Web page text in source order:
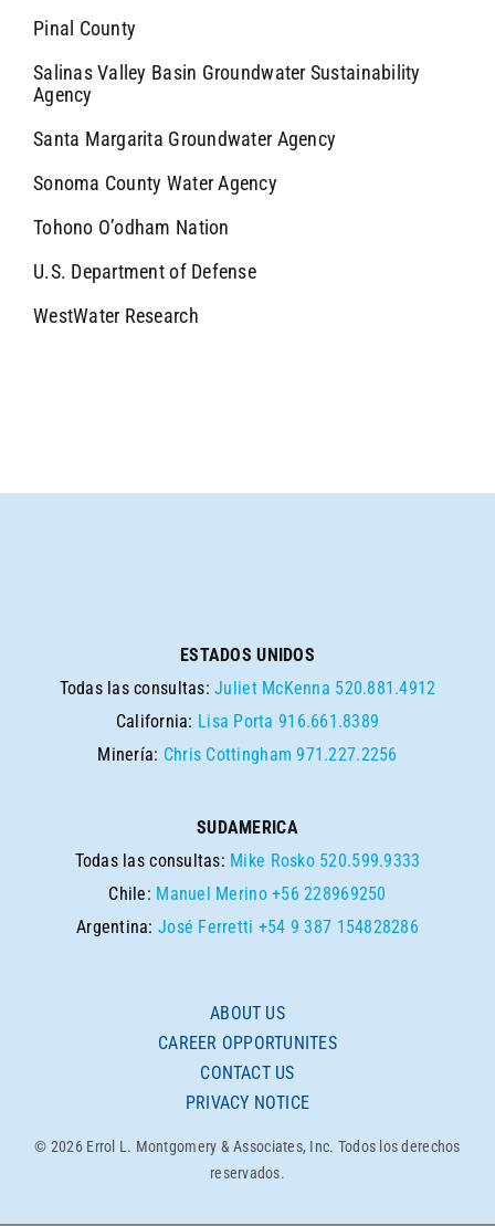
Pinal County
Salinas Valley Basin Groundwater Sustainability
Agency
Santa Margarita Groundwater Agency
Sonoma County Water Agency
Tohono O’odham Nation
U.S. Department of Defense
WestWater Research
ESTADOS UNIDOS
Todas las consultas:Juliet McKenna 520.881.4912
California: Lisa Porta 916.661.8389
Minería: Chris Cottingham 971.227.2256
SUDAMERICA
Todas las consultas: Mike Rosko 520.599.9333
Chile: Manuel Merino +56 228969250
Argentina:José Ferretti +54 9 387 154828286
ABOUT US
CAREER OPPORTUNITES
CONTACT US
PRIVACY NOTICE
© 2026 Errol L. Montgomery & Associates, Inc. Todos los derechos
reservados.